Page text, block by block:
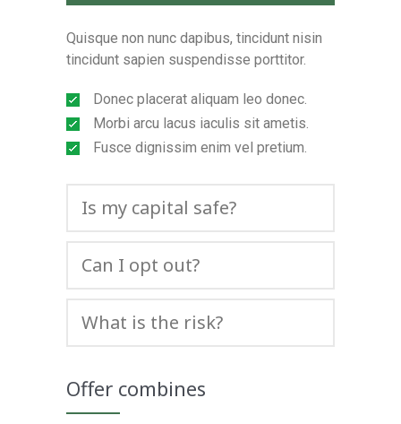
Quisque non nunc dapibus, tincidunt nisin
tincidunt sapien suspendisse porttitor.
Donec placerat aliquam leo donec.
Morbi arcu lacus iaculis sit ametis.
Fusce dignissim enim vel pretium.
Is my capital safe?
Can I opt out?
What is the risk?
Offer combines